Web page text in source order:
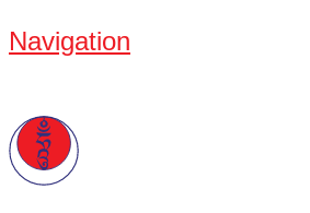
Navigation